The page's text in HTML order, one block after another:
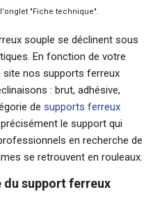
"Fiche technique".
souple se déclinent sous
En fonction de votre
site nos supports ferreux
: brut, adhésive,
de supports ferreux
le support qui
en recherche de
se retrouvent en rouleaux.
du support ferreux